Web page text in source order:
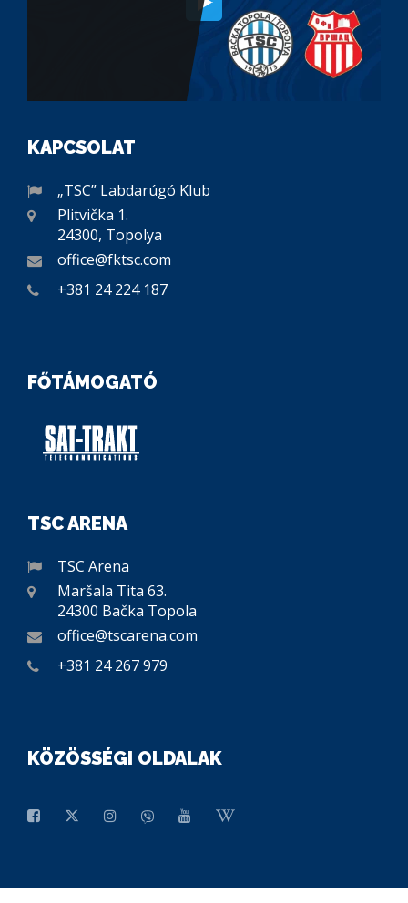
KAPCSOLAT
„TSC” Labdarúgó Klub
Plitvička 1.
24300, Topolya
office@fktsc.com
+381 24 224 187
FŐTÁMOGATÓ
TSC ARENA
TSC Arena
Maršala Tita 63.
24300 Bačka Topola
office@tscarena.com
+381 24 267 979
KÖZÖSSÉGI OLDALAK